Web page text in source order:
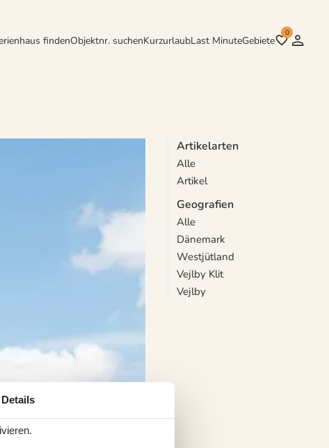
findenObjektnr. suchenKurzurlaubLast MinuteGebiete
0
Teenagern auf der Suche
Artikelarten
Alle
Artikel
Geografien
Alle
Dänemark
Westjütland
Vejlby Klit
Vejlby
Details